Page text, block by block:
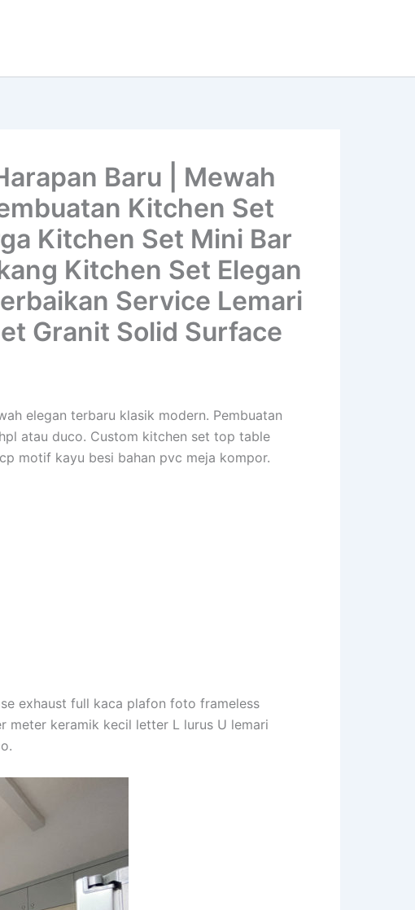
Baru | Mewah
Kitchen Set
Kitchen Set Mini Bar
Kitchen Set Elegan
Service Lemari
Granit Solid Surface
elegan terbaru klasik modern. Pembuatan
atau duco. Custom kitchen set top table
motif kayu besi bahan pvc meja kompor.
exhaust full kaca plafon foto frameless
meter keramik kecil letter L lurus U lemari